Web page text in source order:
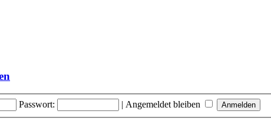
Passwort: | Angemeldet bleiben